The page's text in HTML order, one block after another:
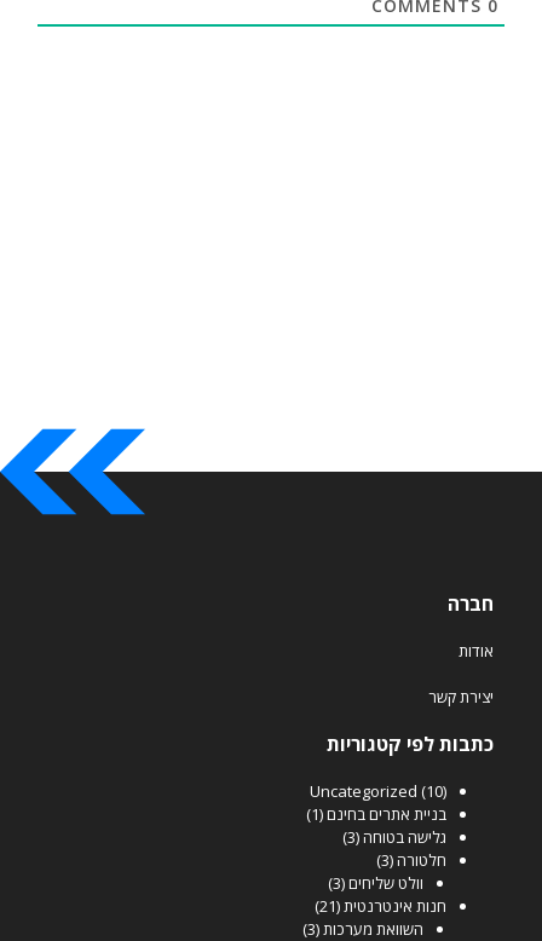
0
חברה
אודות
יצירת קשר
כתבות לפי קטגוריות
Uncategorized (10)
בניית אתרים בחינם(1)
גלישה בטוחה(3)
חלטורה(3)
וולט שליחים(3)
חנות אינטרנטית(21)
השוואת מערכות(3)